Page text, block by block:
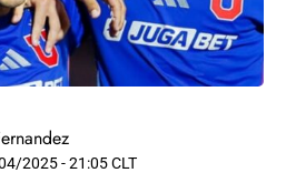
2025 - 21:05 CLT